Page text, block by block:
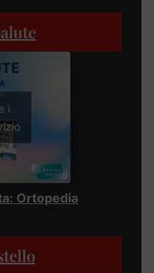
i
Ortopedia